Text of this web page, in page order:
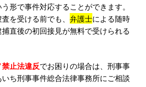
う形で事件対応することができます。
を受ける前でも、弁護士による随時
直後の初回接見が無料で受けられる
止法違反でお困りの場合は、刑事事
ち刑事事件総合法律事務所にご相談